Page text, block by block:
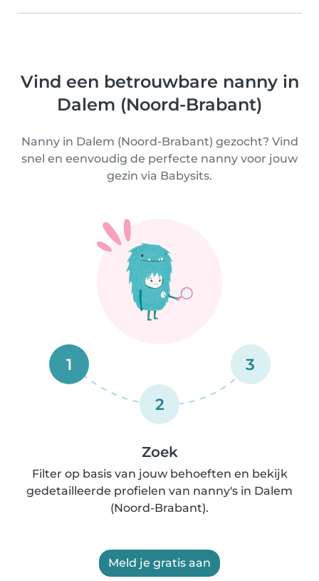
Vind een betrouwbare nanny in
Dalem (Noord-Brabant)
Nanny in Dalem (Noord-Brabant) gezocht? Vind
snel en eenvoudig de perfecte nanny voor jouw
gezin via Babysits.
1
2
3
Zoek
Filter op basis van jouw behoeften en bekijk
gedetailleerde profielen van nanny's in Dalem
(Noord-Brabant).
Meld je gratis aan